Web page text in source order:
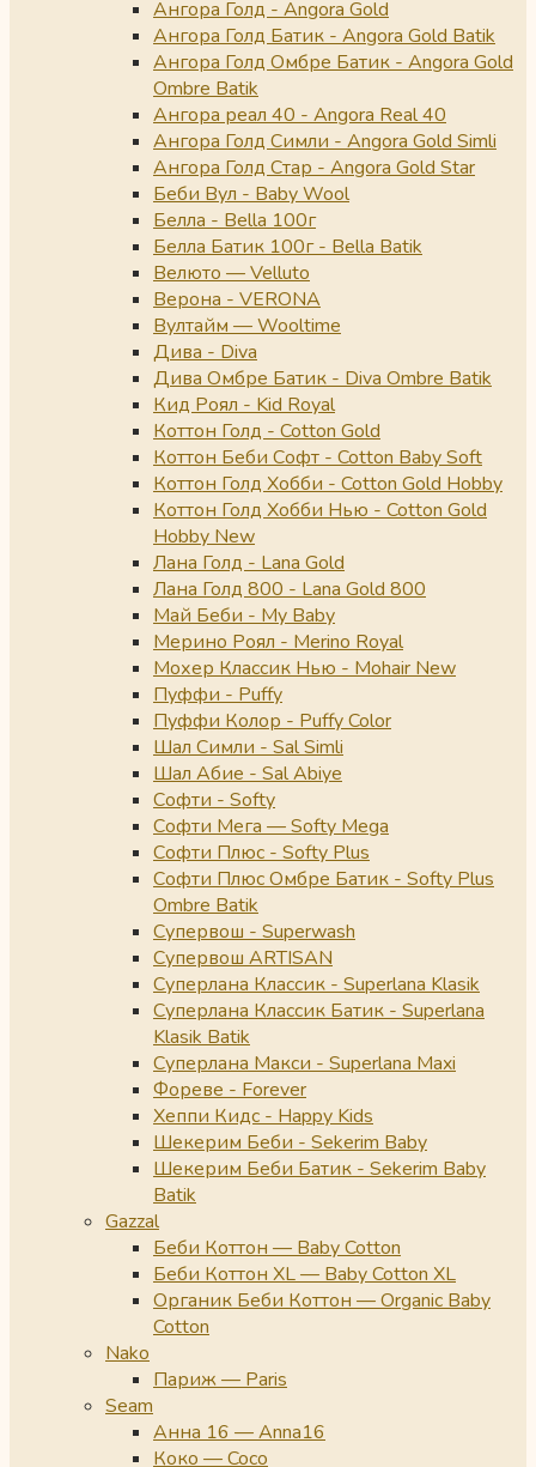
Ангора Голд - Angora Gold
Ангора Голд Батик - Angora Gold Batik
Ангора Голд Омбре Батик - Angora Gold
Ombre Batik
Ангора реал 40 - Angora Real 40
Ангора Голд Симли - Angora Gold Simli
Ангора Голд Стар - Angora Gold Star
Беби Вул - Baby Wool
Белла - Bella 100г
Белла Батик 100г - Bella Batik
Велюто — Velluto
Верона - VERONA
Вултайм — Wooltime
Дива - Diva
Дива Омбре Батик - Diva Ombre Batik
Кид Роял - Kid Royal
Коттон Голд - Cotton Gold
Коттон Беби Софт - Cotton Baby Soft
Коттон Голд Хобби - Cotton Gold Hobby
Коттон Голд Хобби Нью - Cotton Gold
Hobby New
Лана Голд - Lana Gold
Лана Голд 800 - Lana Gold 800
Май Беби - My Baby
Мерино Роял - Merino Royal
Мохер Классик Нью - Mohair New
Пуффи - Puffy
Пуффи Колор - Puffy Color
Шал Симли - Sal Simli
Шал Абие - Sal Abiye
Софти - Softy
Софти Мега — Softy Mega
Софти Плюс - Softy Plus
Софти Плюс Омбре Батик - Softy Plus
Ombre Batik
Супервош - Superwash
Супервош ARTISAN
Суперлана Классик - Superlana Klasik
Суперлана Классик Батик - Superlana
Klasik Batik
Суперлана Макси - Superlana Maxi
Фореве - Forever
Хеппи Кидс - Happy Kids
Шекерим Беби - Sekerim Baby
Шекерим Беби Батик - Sekerim Baby
Batik
Gazzal
Беби Коттон — Baby Cotton
Беби Коттон XL — Baby Cotton XL
Органик Беби Коттон — Organic Baby
Cotton
Nako
Париж — Paris
Seam
Анна 16 — Anna16
Коко — Coco